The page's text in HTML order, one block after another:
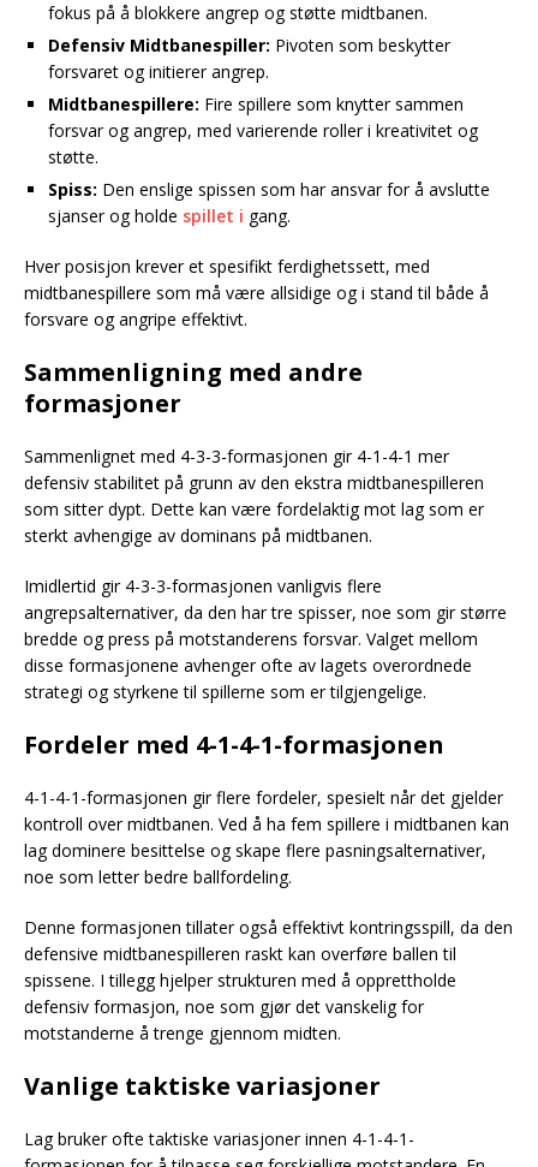
fokus på å blokkere angrep og støtte midtbanen.
Defensiv Midtbanespiller: Pivoten som beskytter
forsvaret og initierer angrep.
Midtbanespillere: Fire spillere som knytter sammen
forsvar og angrep, med varierende roller i kreativitet og
støtte.
Spiss: Den enslige spissen som har ansvar for å avslutte
sjanser og holde spillet i gang.
Hver posisjon krever et spesifikt ferdighetssett, med
midtbanespillere som må være allsidige og i stand til både å
forsvare og angripe effektivt.
Sammenligning med andre
formasjoner
Sammenlignet med 4-3-3-formasjonen gir 4-1-4-1 mer
defensiv stabilitet på grunn av den ekstra midtbanespilleren
som sitter dypt. Dette kan være fordelaktig mot lag som er
sterkt avhengige av dominans på midtbanen.
Imidlertid gir 4-3-3-formasjonen vanligvis flere
angrepsalternativer, da den har tre spisser, noe som gir større
bredde og press på motstanderens forsvar. Valget mellom
disse formasjonene avhenger ofte av lagets overordnede
strategi og styrkene til spillerne som er tilgjengelige.
Fordeler med 4-1-4-1-formasjonen
4-1-4-1-formasjonen gir flere fordeler, spesielt når det gjelder
kontroll over midtbanen. Ved å ha fem spillere i midtbanen kan
lag dominere besittelse og skape flere pasningsalternativer,
noe som letter bedre ballfordeling.
Denne formasjonen tillater også effektivt kontringsspill, da den
defensive midtbanespilleren raskt kan overføre ballen til
spissene. I tillegg hjelper strukturen med å opprettholde
defensiv formasjon, noe som gjør det vanskelig for
motstanderne å trenge gjennom midten.
Vanlige taktiske variasjoner
Lag bruker ofte taktiske variasjoner innen 4-1-4-1-